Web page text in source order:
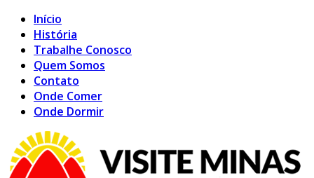
Início
História
Trabalhe Conosco
Quem Somos
Contato
Onde Comer
Onde Dormir